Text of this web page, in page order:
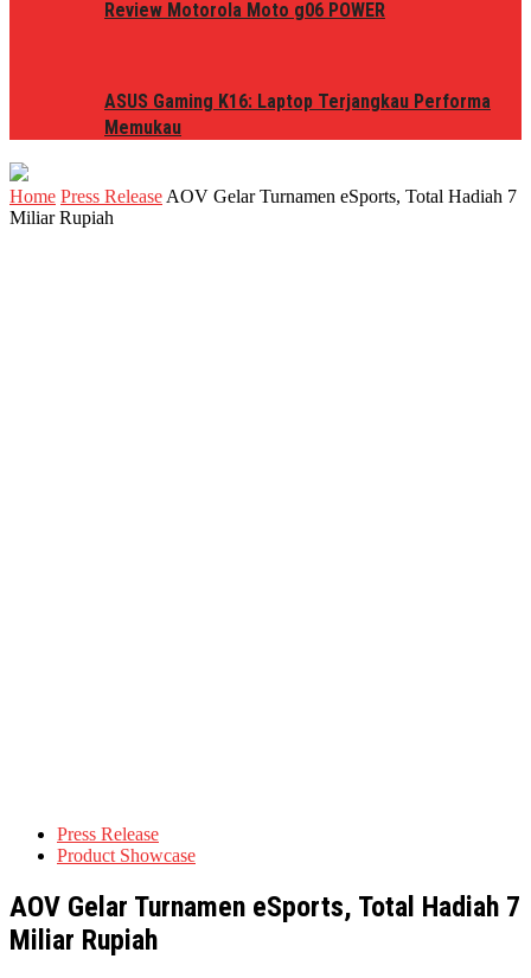
Review Motorola Moto g06 POWER
ASUS Gaming K16: Laptop Terjangkau Performa
Memukau
Home Press Release AOV Gelar Turnamen eSports, Total Hadiah 7
Miliar Rupiah
Press Release
Product Showcase
AOV Gelar Turnamen eSports, Total Hadiah 7
Miliar Rupiah